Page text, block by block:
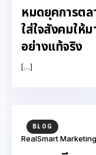
หมดยุคการต
ใส่ใจสังคมให้
อย่างแท้จริง
[…]
BLOG
RealSmart Marketing